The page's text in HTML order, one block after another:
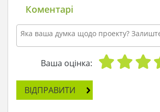
знав, де гостинність переходить в
пиріг погоджувався, оскільки
приваблива: простора вітальня,
усміхнена, привітна господиня.
пирогом, він здійснював обхід
вміла Білоручка створити
блищало, надихало продуманістю,
незвичністю і шепотіло стилем.
Коментарі
Ваша оцінка:
ВІДПРАВИТИ